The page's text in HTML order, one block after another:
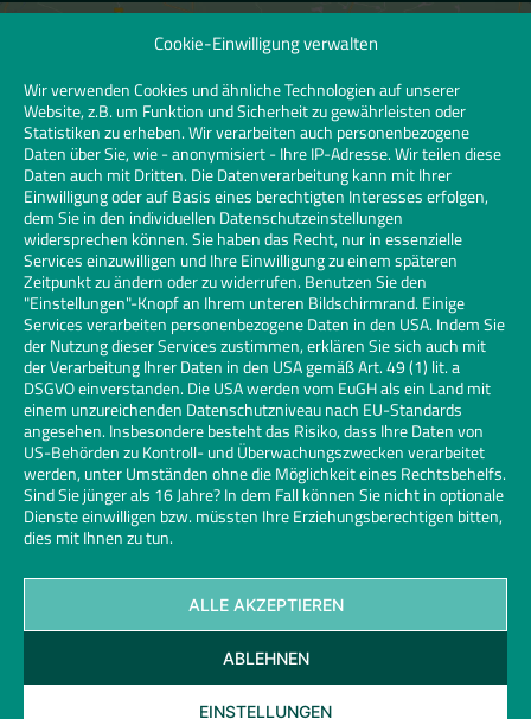
Cookie-Einwilligung verwalten
Wir verwenden Cookies und ähnliche Technologien auf unserer
Website, z.B. um Funktion und Sicherheit zu gewährleisten oder
Statistiken zu erheben. Wir verarbeiten auch personenbezogene
Daten über Sie, wie - anonymisiert - Ihre IP-Adresse. Wir teilen diese
Daten auch mit Dritten. Die Datenverarbeitung kann mit Ihrer
Einwilligung oder auf Basis eines berechtigten Interesses erfolgen,
dem Sie in den individuellen Datenschutzeinstellungen
widersprechen können. Sie haben das Recht, nur in essenzielle
Services einzuwilligen und Ihre Einwilligung zu einem späteren
Zeitpunkt zu ändern oder zu widerrufen. Benutzen Sie den
"Einstellungen"-Knopf an Ihrem unteren Bildschirmrand. Einige
Services verarbeiten personenbezogene Daten in den USA. Indem Sie
der Nutzung dieser Services zustimmen, erklären Sie sich auch mit
der Verarbeitung Ihrer Daten in den USA gemäß Art. 49 (1) lit. a
DSGVO einverstanden. Die USA werden vom EuGH als ein Land mit
einem unzureichenden Datenschutzniveau nach EU-Standards
angesehen. Insbesondere besteht das Risiko, dass Ihre Daten von
US-Behörden zu Kontroll- und Überwachungszwecken verarbeitet
werden, unter Umständen ohne die Möglichkeit eines Rechtsbehelfs.
Sind Sie jünger als 16 Jahre? In dem Fall können Sie nicht in optionale
Dienste einwilligen bzw. müssten Ihre Erziehungsberechtigen bitten,
dies mit Ihnen zu tun.
ALLE AKZEPTIEREN
ABLEHNEN
EINSTELLUNGEN
Klicken Sie hier, um Marketing-Cookies zu
akzeptieren und diesen Inhalt zu
aktivieren | Click to accept marketing
cookies and enable this content
Kontakt Datenschutz Impressum
Cookies
Glaserhandwerk | Links
© 2026 Bundesinnungsverband des Glaserhandwerks | Design und